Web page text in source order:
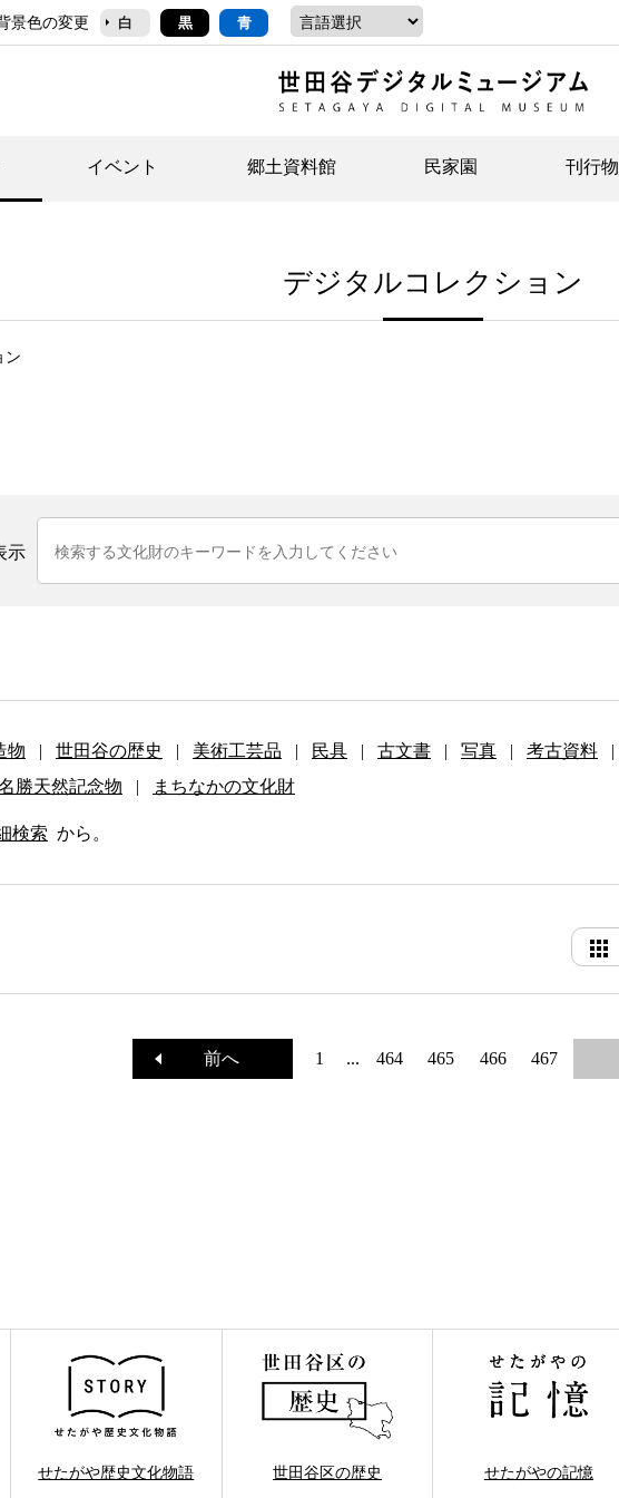
景色の変更 白 黒 青
イベント 郷土資料館
イベント
民家園
事業案内(テーマ展示・ボランティアなど) イベント
刊行物
ジュニア講座
デジタルコレクション
ン
示
物 | 世田谷の歴史 | 美術工芸品 | 民具 | 古文書 | 写真 | 考古資料 |
勝天然記念物 | まちなかの文化財
検索 から。
前へ 1 ... 464 465 466 467
せたがや歴史文化物語 世田谷区の歴史 せたがやの記憶